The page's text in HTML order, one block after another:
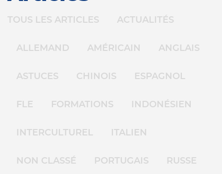
TOUS LES ARTICLES ACTUALITÉS
ALLEMAND AMÉRICAIN ANGLAIS
ASTUCES CHINOIS ESPAGNOL
FLE FORMATIONS INDONÉSIEN
INTERCULTUREL ITALIEN
NON CLASSÉ PORTUGAIS RUSSE